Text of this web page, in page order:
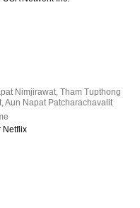
Nimjirawat,Tham Tupthong
,Aun Napat Patcharachavalit
Netflix